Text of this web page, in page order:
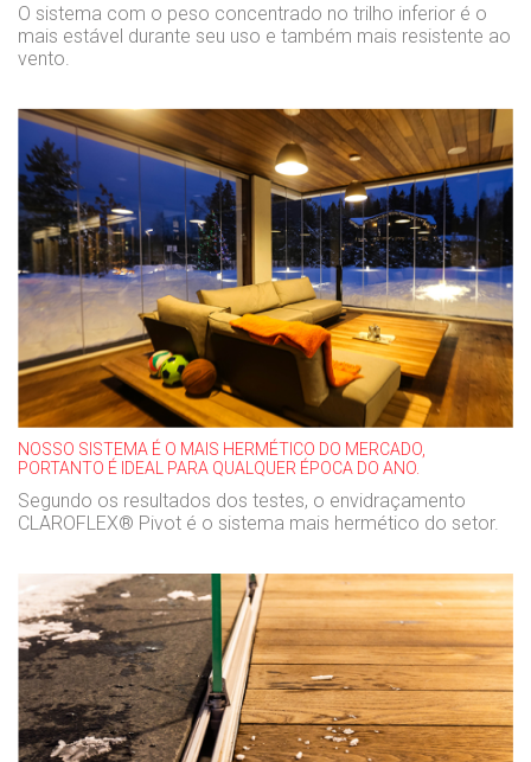
O sistema com o peso concentrado no trilho inferior é o
mais estável durante seu uso e também mais resistente ao
vento.
NOSSO SISTEMA É O MAIS HERMÉTICO DO MERCADO,
PORTANTO É IDEAL PARA QUALQUER ÉPOCA DO ANO.
Segundo os resultados dos testes, o envidraçamento
CLAROFLEX® Pivot é o sistema mais hermético do setor.